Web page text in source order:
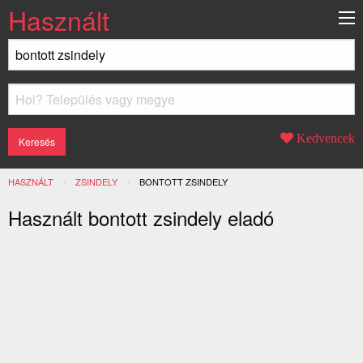
Használt
Kedvencek
HASZNÁLT ZSINDELY JELENLEGI:
BONTOTT ZSINDELY
Használt bontott zsindely eladó